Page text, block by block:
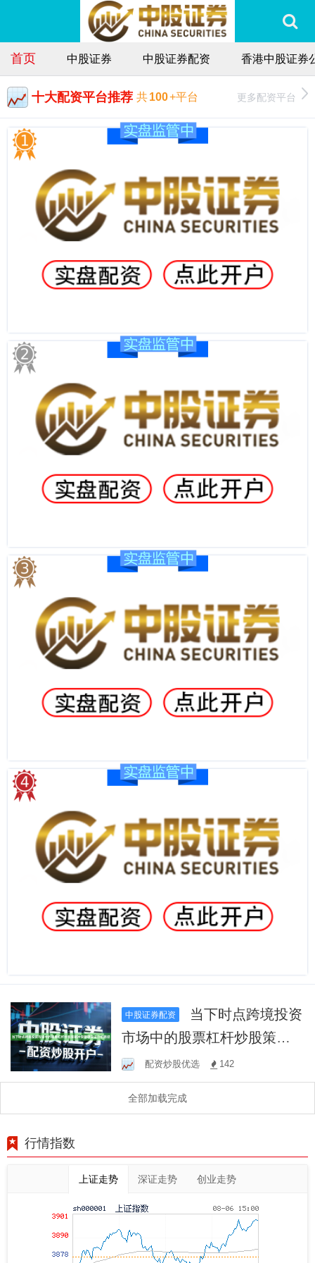
首页 中股证券 中股证券配资 香港中股证券
十大配资平台推荐 共100+平台 更多配资平台
中股证券配资
市场中的股票杠杆炒股策略
冲突管理实证分析路径
配资炒股优选 142
全部加载完成
行情指数
上证走势 深证走势 创业走势